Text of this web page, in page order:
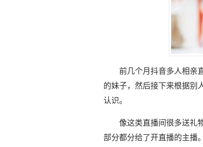
前几个月抖音多人相亲
的妹子，然后接下来根据别
认识。
像这类直播间很多送礼
部分都分给了开直播的主播。